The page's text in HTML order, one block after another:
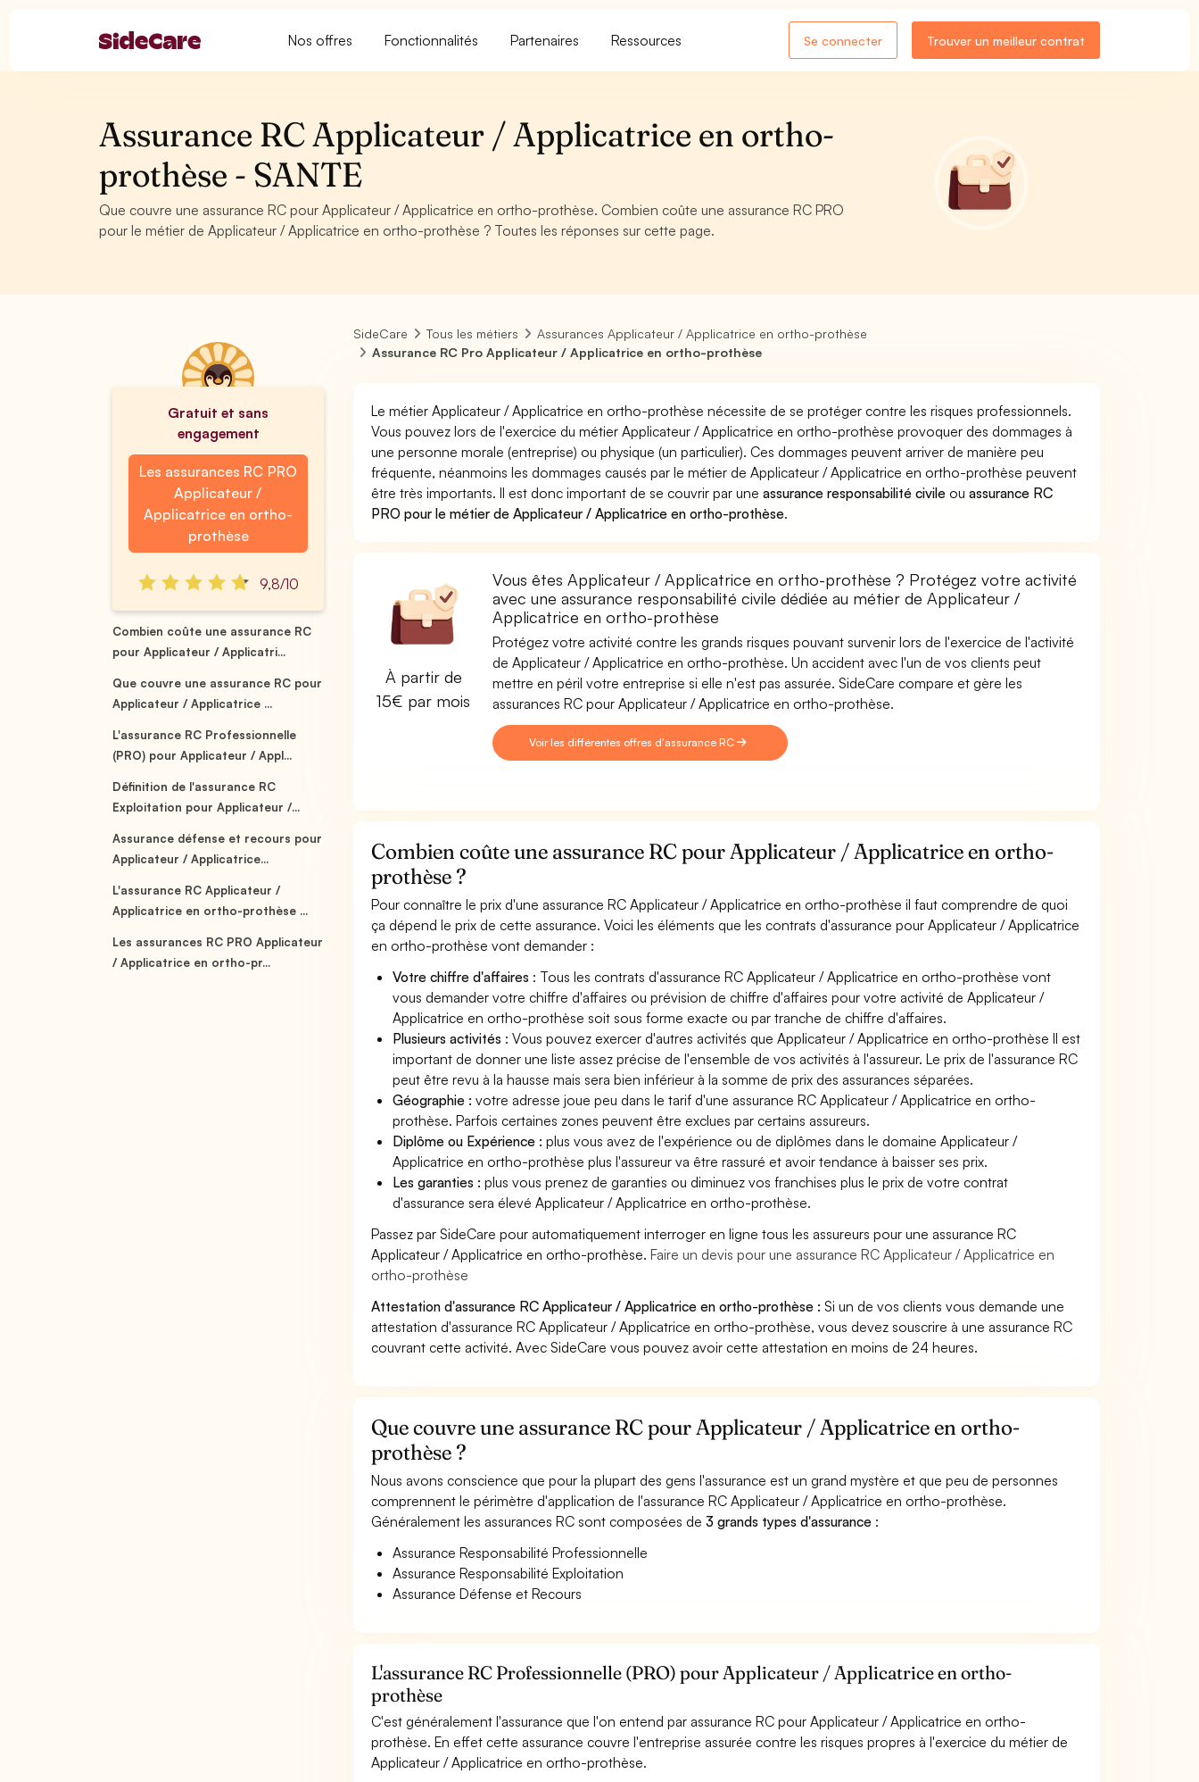
Nos offres Fonctionnalités Partenaires Ressources Se connecter Trouver un meilleur contrat
Assurance RC Applicateur / Applicatrice en ortho-
prothèse - SANTE
Que couvre une assurance RC pour Applicateur / Applicatrice en ortho-prothèse. Combien coûte une assurance RC PRO
pour le métier de Applicateur / Applicatrice en ortho-prothèse ? Toutes les réponses sur cette page.
Gratuit et sans
engagement
Les assurances RC PRO
Applicateur /
Applicatrice en ortho-
prothèse
9,8/10
Combien coûte une assurance RC
pour Applicateur / Applicatri...
Que couvre une assurance RC pour
Applicateur / Applicatrice ...
L'assurance RC Professionnelle
(PRO) pour Applicateur / Appl...
Définition de l'assurance RC
Exploitation pour Applicateur /...
Assurance défense et recours pour
Applicateur / Applicatrice...
L'assurance RC Applicateur /
Applicatrice en ortho-prothèse ...
Les assurances RC PRO Applicateur
/ Applicatrice en ortho-pr...
SideCare Tous les métiers
Assurances Applicateur / Applicatrice en ortho-prothèse
Assurance RC Pro Applicateur / Applicatrice en ortho-prothèse
Le métier Applicateur / Applicatrice en ortho-prothèse nécessite de se protéger contre les risques professionnels.
Vous pouvez lors de l'exercice du métier Applicateur / Applicatrice en ortho-prothèse provoquer des dommages à
une personne morale (entreprise) ou physique (un particulier). Ces dommages peuvent arriver de manière peu
fréquente, néanmoins les dommages causés par le métier de Applicateur / Applicatrice en ortho-prothèse peuvent
être très importants. Il est donc important de se couvrir par uneassurance responsabilité civile ouassurance RC
PRO pour le métier de Applicateur / Applicatrice en ortho-prothèse.
À partir de
15€ par mois
Vous êtes Applicateur / Applicatrice en ortho-prothèse ? Protégez votre activité
avec une assurance responsabilité civile dédiée au métier de Applicateur /
Applicatrice en ortho-prothèse
Protégez votre activité contre les grands risques pouvant survenir lors de l'exercice de l'activité
de Applicateur / Applicatrice en ortho-prothèse. Un accident avec l'un de vos clients peut
mettre en péril votre entreprise si elle n'est pas assurée. SideCare compare et gère les
assurances RC pour Applicateur / Applicatrice en ortho-prothèse.
Voir les différentes offres d'assurance RC
Combien coûte une assurance RC pour Applicateur / Applicatrice en ortho-
prothèse ?
Pour connaître le prix d'une assurance RC Applicateur / Applicatrice en ortho-prothèse il faut comprendre de quoi
ça dépend le prix de cette assurance. Voici les éléments que les contrats d'assurance pour Applicateur / Applicatrice
en ortho-prothèse vont demander :
Votre chiffre d'affaires : Tous les contrats d'assurance RC Applicateur / Applicatrice en ortho-prothèse vont
vous demander votre chiffre d'affaires ou prévision de chiffre d'affaires pour votre activité de Applicateur /
Applicatrice en ortho-prothèse soit sous forme exacte ou par tranche de chiffre d'affaires.
Plusieurs activités : Vous pouvez exercer d'autres activités que Applicateur / Applicatrice en ortho-prothèse Il est
important de donner une liste assez précise de l'ensemble de vos activités à l'assureur. Le prix de l'assurance RC
peut être revu à la hausse mais sera bien inférieur à la somme de prix des assurances séparées.
Géographie :votre adresse joue peu dans le tarif d'une assurance RC Applicateur / Applicatrice en ortho-
prothèse. Parfois certaines zones peuvent être exclues par certains assureurs.
Diplôme ou Expérience :plus vous avez de l'expérience ou de diplômes dans le domaine Applicateur /
Applicatrice en ortho-prothèse plus l'assureur va être rassuré et avoir tendance à baisser ses prix.
Les garanties :plus vous prenez de garanties ou diminuez vos franchises plus le prix de votre contrat
d'assurance sera élevé Applicateur / Applicatrice en ortho-prothèse.
Passez par SideCare pour automatiquement interroger en ligne tous les assureurs pour une assurance RC
Applicateur / Applicatrice en ortho-prothèse.Faire un devis pour une assurance RC Applicateur / Applicatrice en
ortho-prothèse
Attestation d'assurance RC Applicateur / Applicatrice en ortho-prothèse : Si un de vos clients vous demande une
attestation d'assurance RC Applicateur / Applicatrice en ortho-prothèse, vous devez souscrire à une assurance RC
couvrant cette activité. Avec SideCare vous pouvez avoir cette attestation en moins de 24 heures.
Que couvre une assurance RC pour Applicateur / Applicatrice en ortho-
prothèse ?
Nous avons conscience que pour la plupart des gens l'assurance est un grand mystère et que peu de personnes
comprennent le périmètre d'application de l'assurance RC Applicateur / Applicatrice en ortho-prothèse.
Généralement les assurances RC sont composées de3 grands types d'assurance :
Assurance Responsabilité Professionnelle
Assurance Responsabilité Exploitation
Assurance Défense et Recours
L'assurance RC Professionnelle (PRO) pour Applicateur / Applicatrice en ortho-
prothèse
C'est généralement l'assurance que l'on entend par assurance RC pour Applicateur / Applicatrice en ortho-
prothèse. En effet cette assurance couvre l'entreprise assurée contre les risques propres à l'exercice du métier de
Applicateur / Applicatrice en ortho-prothèse.